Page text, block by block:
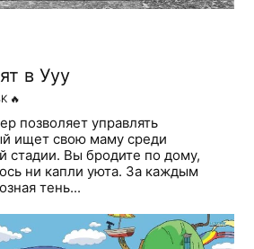
в Ууу
🔥
позволяет управлять
ищет свою маму среди
стадии. Вы бродите по дому,
ни капли уюта. За каждым
тень...